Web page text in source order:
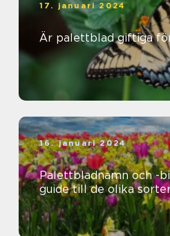
17. januari 2024
Är palettblad giftiga
16. januari 2024
Palettbladnamn och -
guide till de olika